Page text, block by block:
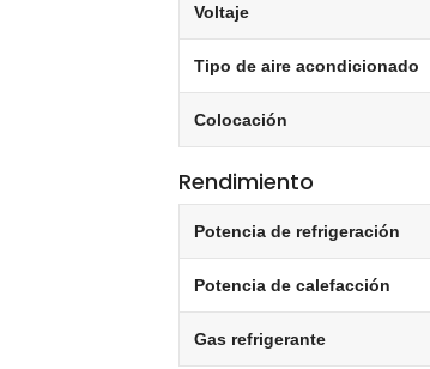
Voltaje
Tipo de aire acondicionado
Colocación
Rendimiento
Potencia de refrigeración
Potencia de calefacción
Gas refrigerante